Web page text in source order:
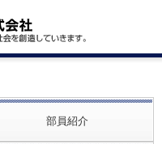
部員紹介